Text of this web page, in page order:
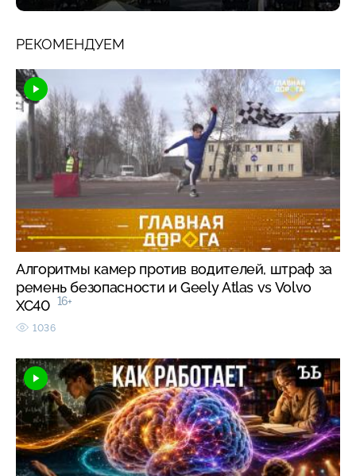
РЕКОМЕНДУЕМ
Алгоритмы камер против водителей, штраф за
ремень безопасности и Geely Atlas vs Volvo
XC40 16+
1036